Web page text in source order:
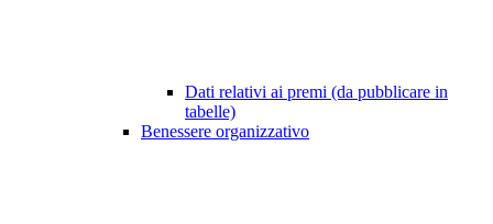
Dati relativi ai premi (da pubblicare in
tabelle)
Benessere organizzativo